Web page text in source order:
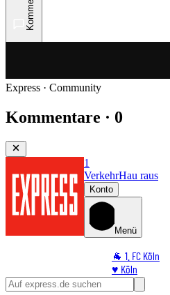
Express · Community
Kommentare · 0
1
VerkehrHau raus
Konto
Menü
🐐 1. FC Köln
♥️ Köln
⭐ Promi